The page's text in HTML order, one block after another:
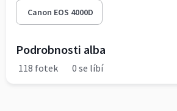
Canon EOS 4000D
Podrobnosti alba
118 fotek 0 se líbí